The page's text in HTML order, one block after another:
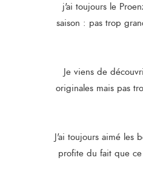
j'ai toujours le
saison : pas trop
Je viens de
originales mais pas
J'ai toujours aimé les
profite du fait que